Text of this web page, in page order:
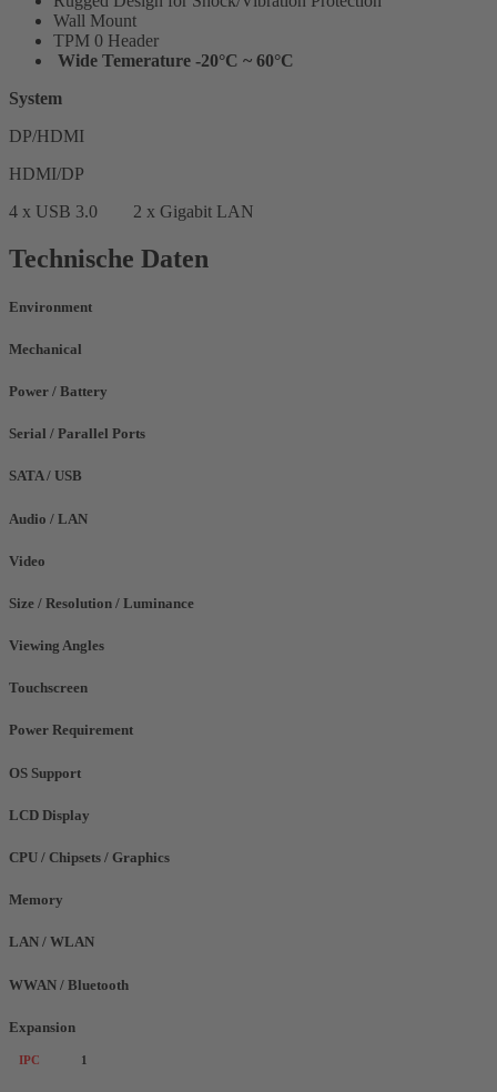
Wall Mount
TPM 0 Header
Wide Temerature -20°C ~ 60°C
System
DP/HDMI
HDMI/DP
4 x USB 3.0 2 x Gigabit LAN
Technische Daten
Environment
Mechanical
Power / Battery
Serial / Parallel Ports
SATA / USB
Audio / LAN
Video
Size / Resolution / Luminance
Viewing Angles
Touchscreen
Power Requirement
OS Support
LCD Display
CPU / Chipsets / Graphics
Memory
LAN / WLAN
WWAN / Bluetooth
Expansion
IPC 1